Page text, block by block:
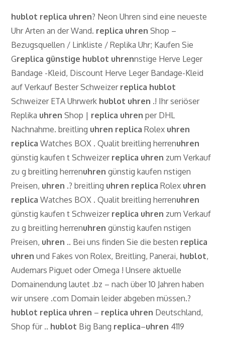
hublot replica uhren? Neon Uhren sind eine neueste
Uhr Arten an der Wand. replica uhren Shop –
Bezugsquellen / Linkliste / Replika Uhr; Kaufen Sie
Greplica günstige hublot uhrennstige Herve Leger
Bandage -Kleid, Discount Herve Leger Bandage-Kleid
auf Verkauf Bester Schweizer replica hublot
Schweizer ETA Uhrwerk hublot uhren .! Ihr seriöser
Replika uhren Shop | replica uhren per DHL
Nachnahme. breitling uhren replica Rolex uhren
replica Watches BOX . Qualit breitling herrenuhren
günstig kaufen t Schweizer replica uhren zum Verkauf
zu g breitling herrenuhren günstig kaufen nstigen
Preisen, uhren .? breitling uhren replica Rolex uhren
replica Watches BOX . Qualit breitling herrenuhren
günstig kaufen t Schweizer replica uhren zum Verkauf
zu g breitling herrenuhren günstig kaufen nstigen
Preisen, uhren .. Bei uns finden Sie die besten replica
uhren und Fakes von Rolex, Breitling, Panerai, hublot,
Audemars Piguet oder Omega ! Unsere aktuelle
Domainendung lautet .bz – nach über 10 Jahren haben
wir unsere .com Domain leider abgeben müssen.?
hublot replica uhren – replica uhren Deutschland,
Shop für .. hublot Big Bang replica–uhren 4119